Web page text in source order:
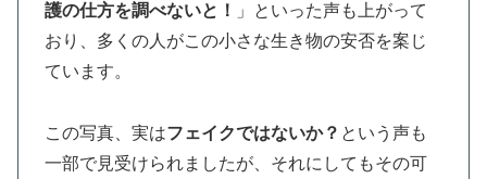
護の仕方を調べないと！
」といった声も上がって
おり、多くの人がこの小さな生き物の安否を案じ
ています。
この写真、実はフェイクではないか？ という声も
一部で見受けられましたが、それにしてもその可